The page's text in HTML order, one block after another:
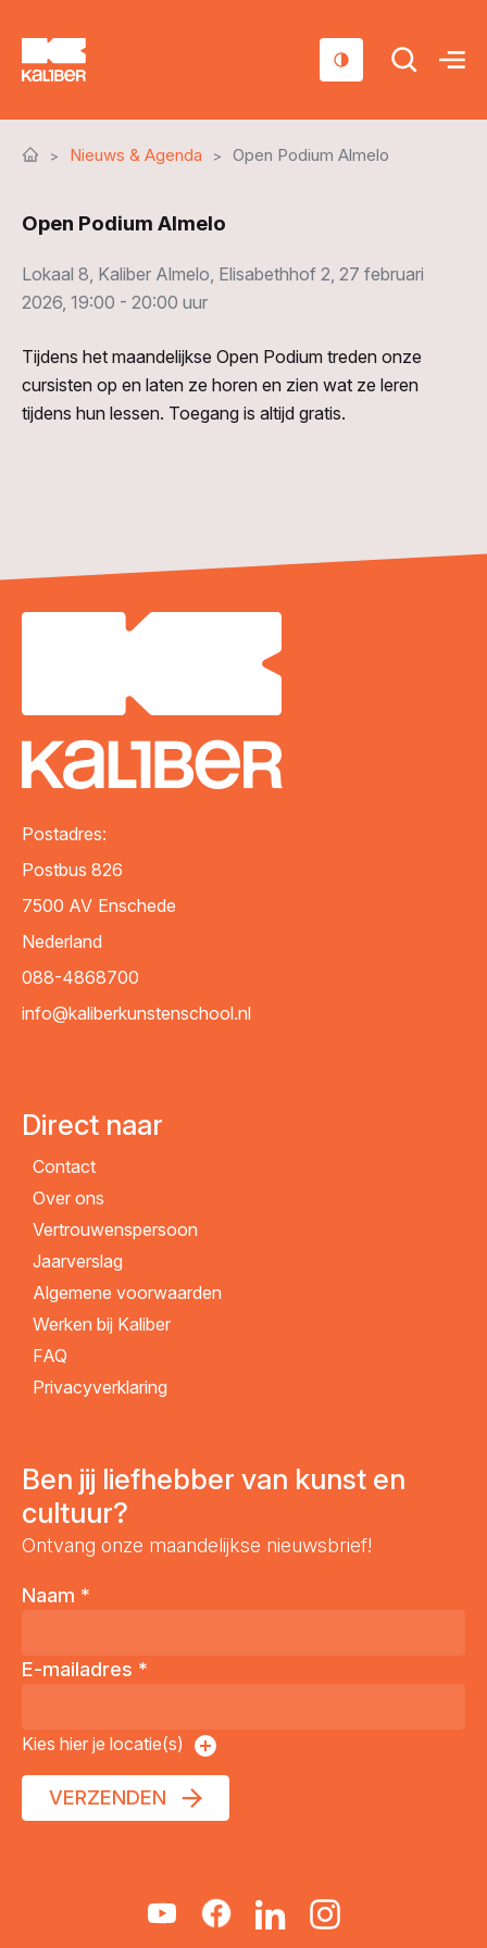
Sociaal domein
Over ons
Nieuws & Agenda
Contact
Nieuws & Agenda Open Podium Almelo
Open Podium Almelo
Lokaal 8, Kaliber Almelo, Elisabethhof 2, 27 februari
2026, 19:00 - 20:00 uur
Tijdens het maandelijkse Open Podium treden onze
cursisten op en laten ze horen en zien wat ze leren
tijdens hun lessen. Toegang is altijd gratis.
Postadres:
Postbus 826
7500 AV Enschede
Nederland
088-4868700
info@kaliberkunstenschool.nl
Direct naar
Contact
Over ons
Vertrouwenspersoon
Jaarverslag
Algemene voorwaarden
Werken bij Kaliber
FAQ
Privacyverklaring
Ben jij liefhebber van kunst en
cultuur?
Ontvang onze maandelijkse nieuwsbrief!
Naam *
E-mailadres *
Kies hier je locatie(s)
VERZENDEN